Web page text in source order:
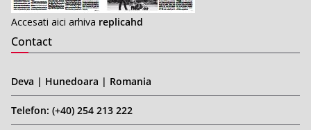
Accesati aici arhiva replicahd
Contact
Deva | Hunedoara | Romania
Telefon: (+40) 254 213 222